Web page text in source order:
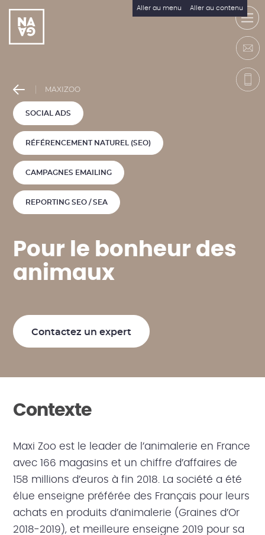
Aller au menu Aller au contenu
MAXIZOO
SOCIAL ADS
RÉFÉRENCEMENT NATUREL (SEO)
CAMPAGNES EMAILING
REPORTING SEO / SEA
Pour e bon heur d es
animaux
Contactez un expert
Contexte
Maxi Zoo est le leader de l’animalerie en France
avec 166 magasins et un chiffre d’affaires de
158 millions d’euros à fin 2018. La société a été
élue enseigne préférée des Français pour leurs
achats en produits d’animalerie (Graines d’Or
2018-2019), et meilleure enseigne 2019 pour sa